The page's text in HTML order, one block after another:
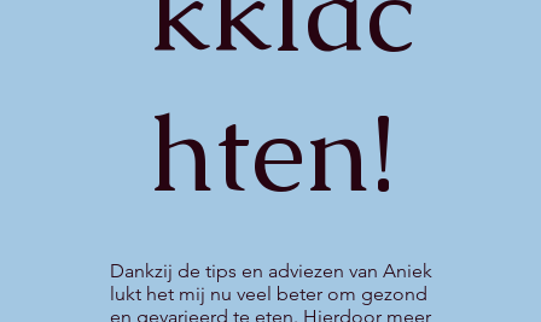
hten!
Dankzij de tips en adviezen van Aniek
lukt het mij nu veel beter om gezond
en gevarieerd te eten. Hierdoor meer